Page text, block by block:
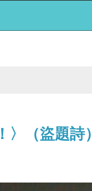
〉（盜題詩）